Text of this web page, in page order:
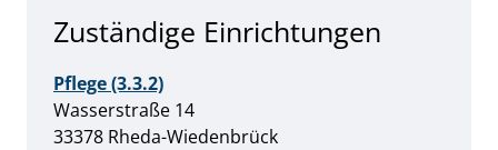
Zuständige Einrichtungen
Pflege (3.3.2)
Straße:
Wasserstraße Hausnummer:
14
PLZ:
33378 Ort:
Rheda-Wiedenbrück